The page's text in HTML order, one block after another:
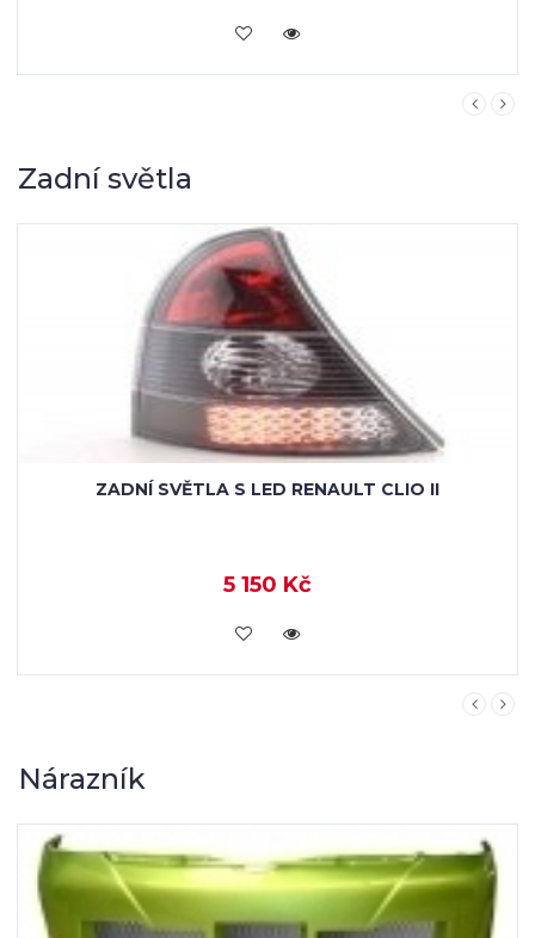
KOUPIT
Zadní světla
ZADNÍ SVĚTLA S LED RENAULT CLIO II
5 150 Kč
KOUPIT
Nárazník